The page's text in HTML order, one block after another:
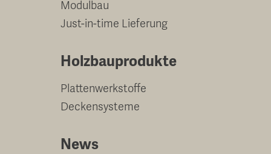
Modulbau
Just-in-time Lieferung
Holzbauprodukte
Plattenwerkstoffe
Deckensysteme
News